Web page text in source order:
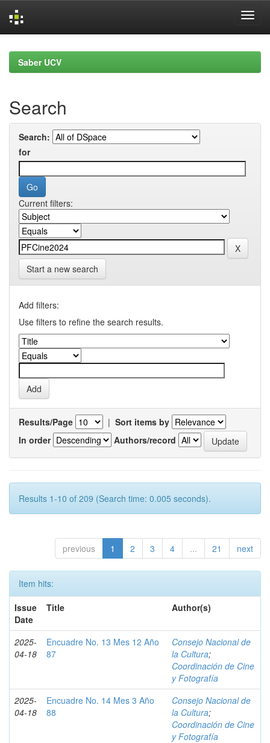
navigationSaber UCV
Search
Search:
for
Current filters:
Start a new search
Add filters:
Use filters to refine the search results.
Results/Page | Sort items by
In order
Authors/record
Results 1-10 of 209 (Search time: 0.005 seconds).
previous 1 2 3 4 ... 21 next
Item hits:
Issue
Date
Title Author(s)
2025-
04-18
Encuadre No. 13 Mes 12 Año
87
Consejo Nacional de
la Cultura;
Coordinación de Cine
y Fotografía
2025-
04-18
Encuadre No. 14 Mes 3 Año
88
Consejo Nacional de
la Cultura;
Coordinación de Cine
y Fotografía